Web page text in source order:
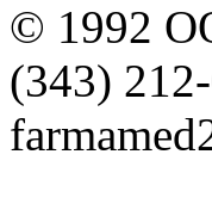
© 1992
(343)